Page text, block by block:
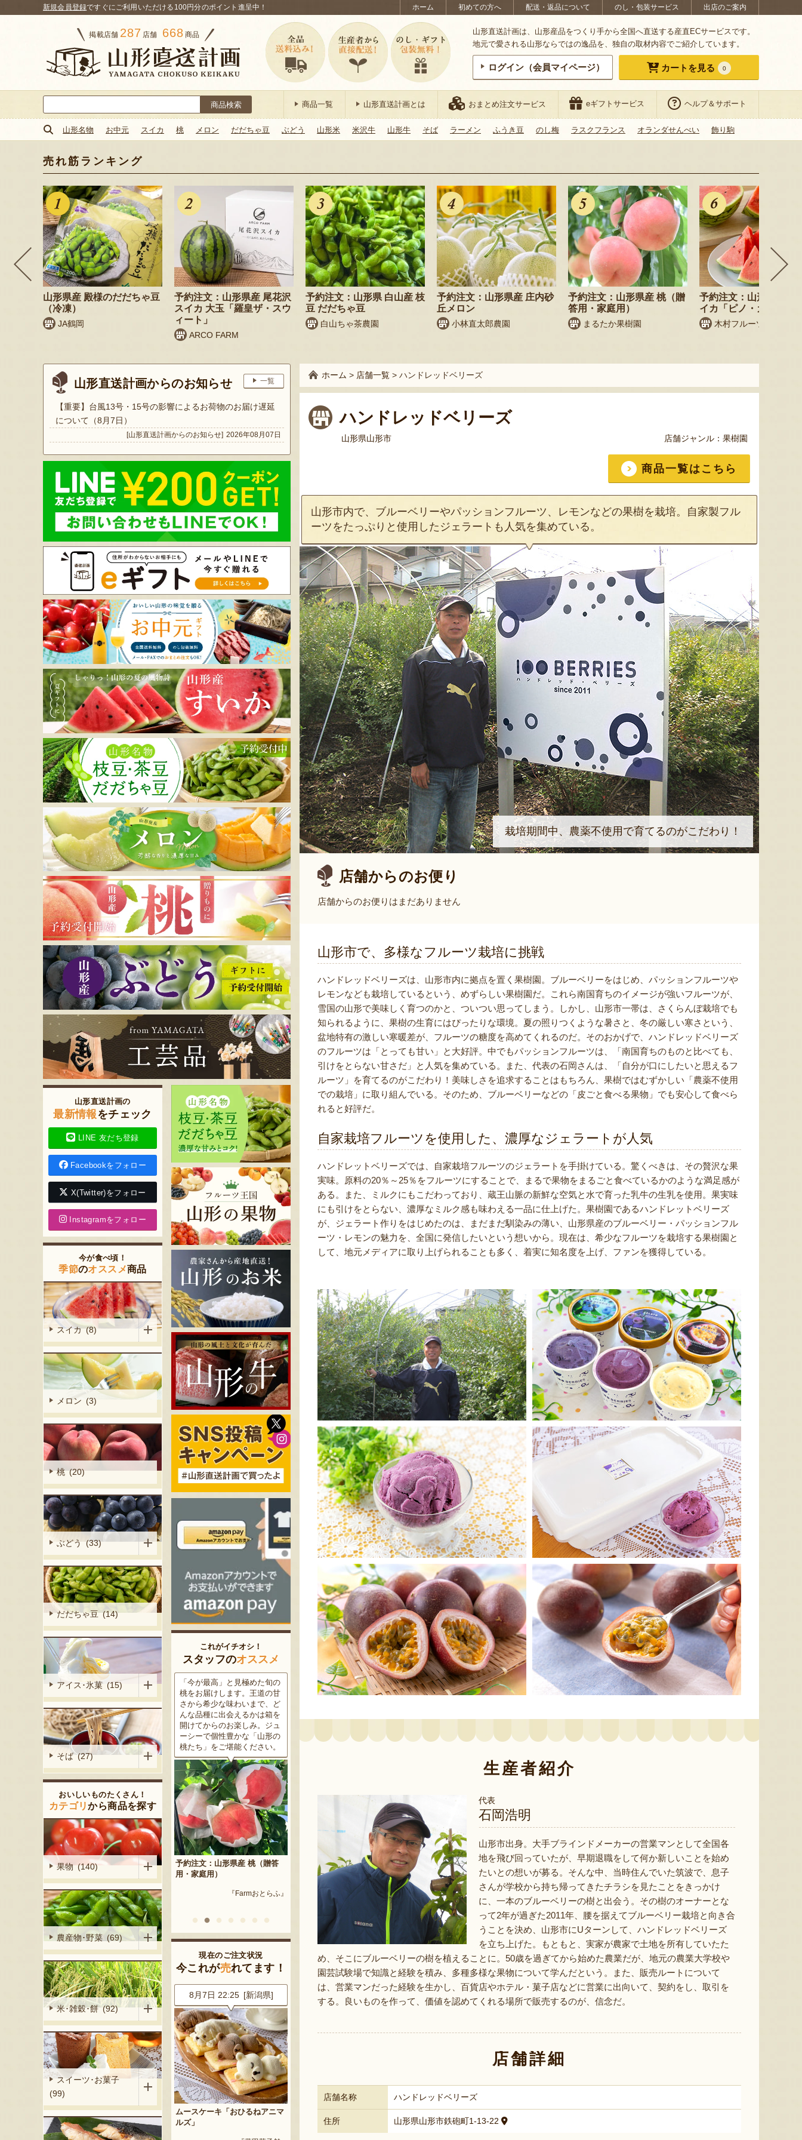
ホーム 初めての方へ 配送・返品について のし・包装サービス 出店のご案内
新規会員登録ですぐにご利用いただける100円分のポイント進呈中！
掲載店舗 287 店舗 668 商品
山形直送計画は、山形産品をつくり手から全国へ直送する産直ECサービスです。
地元で愛される山形ならではの逸品を、独自の取材内容でご紹介しています。
ログイン（会員マイページ） カートを見る 0
索:
商品一覧 山形直送計画とは おまとめ注文サービス eギフトサービス ヘルプ＆サポート
山形名物 お中元 スイカ 桃 メロン だだちゃ豆 ぶどう 山形米 米沢牛 山形牛 そば ラーメン ふうき豆 のし梅 ラスクフランス オランダせんべい 飾り駒
売れ筋ランキング
山形県産 殿様のだだちゃ豆
（冷凍）
JA鶴岡
予約注文：山形県産 尾花沢
スイカ 大玉「羅皇ザ・スウ
ィート」
ARCO FARM
予約注文：山形県 白山産 枝
豆 だだちゃ豆
白山ちゃ茶農園
予約注文：山形県産 庄内砂
丘メロン
小林直太郎農園
予約注文：山形県産 桃（贈
答用・家庭用）
まるたか果樹園
予約注文：山形県産 小
イカ「ピノ・ガール」
木村フルーツ
山形直送計画からのお知らせ 一覧
【重要】台風13号・15号の影響によるお荷物のお届け遅延
について（8月7日）
[山形直送計画からのお知らせ] 2026年08月07日
ホーム > 店舗一覧 > ハンドレッドベリーズ
ハンドレッドベリーズ
山形県山形市 店舗ジャンル： 果樹園
商品一覧はこちら
山形市内で、ブルーベリーやパッションフルーツ、レモンなどの果樹を栽培。自家製フル
ーツをたっぷりと使用したジェラートも人気を集めている。
栽培期間中、農薬不使用で育てるのがこだわり！
店舗からのお便り
店舗からのお便りはまだありません
山形市で、多様なフルーツ栽培に挑戦
ハンドレッドベリーズは、山形市内に拠点を置く果樹園。ブルーベリーをはじめ、パッションフルーツや
レモンなども栽培しているという、めずらしい果樹園だ。これら南国育ちのイメージが強いフルーツが、
雪国の山形で美味しく育つのかと、ついつい思ってしまう。しかし、山形市一帯は、さくらんぼ栽培でも
知られるように、果樹の生育にはぴったりな環境。夏の照りつくような暑さと、冬の厳しい寒さという、
盆地特有の激しい寒暖差が、フルーツの糖度を高めてくれるのだ。そのおかげで、ハンドレッドベリーズ
のフルーツは「とっても甘い」と大好評。中でもパッションフルーツは、「南国育ちのものと比べても、
引けをとらない甘さだ」と人気を集めている。また、代表の石岡さんは、「自分が口にしたいと思えるフ
ルーツ」を育てるのがこだわり！美味しさを追求することはもちろん、果樹ではむずかしい「農薬不使用
での栽培」に取り組んでいる。そのため、ブルーベリーなどの「皮ごと食べる果物」でも安心して食べら
れると好評だ。
自家栽培フルーツを使用した、濃厚なジェラートが人気
ハンドレットベリーズでは、自家栽培フルーツのジェラートを手掛けている。驚くべきは、その贅沢な果
実味。原料の20％～25％をフルーツにすることで、まるで果物をまるごと食べているかのような満足感が
ある。また、ミルクにもこだわっており、蔵王山脈の新鮮な空気と水で育った乳牛の生乳を使用。果実味
にも引けをとらない、濃厚なミルク感も味わえる一品に仕上げた。果樹園であるハンドレットベリーズ
が、ジェラート作りをはじめたのは、まだまだ馴染みの薄い、山形県産のブルーベリー・パッションフル
ーツ・レモンの魅力を、全国に発信したいという想いから。現在は、希少なフルーツを栽培する果樹園と
して、地元メディアに取り上げられることも多く、着実に知名度を上げ、ファンを獲得している。
生産者紹介
代表
石岡浩明
山形市出身。大手ブラインドメーカーの営業マンとして全国各
地を飛び回っていたが、早期退職をして何か新しいことを始め
たいとの想いが募る。そんな中、当時住んでいた筑波で、息子
さんが学校から持ち帰ってきたチラシを見たことをきっかけ
に、一本のブルーベリーの樹と出会う。その樹のオーナーとな
って2年が過ぎた2011年、腰を据えてブルーベリー栽培と向き合
うことを決め、山形市にUターンして、ハンドレッドベリーズ
を立ち上げた。もともと、実家が農家で土地を所有していたた
め、そこにブルーベリーの樹を植えることに。50歳を過ぎてから始めた農業だが、地元の農業大学校や
園芸試験場で知識と経験を積み、多種多様な果物について学んだという。また、販売ルートについて
は、営業マンだった経験を生かし、百貨店やホテル・菓子店などに営業に出向いて、契約をし、取引を
する。良いものを作って、価値を認めてくれる場所で販売するのが、信念だ。
店舗詳細
店舗名称 ハンドレッドベリーズ
住所 山形県山形市鉄砲町1-13-22
山形直送計画の
最新情報をチェック
LINE 友だち登録
Facebookをフォロー
X(Twitter)をフォロー
Instagramをフォロー
今が食べ頃！
季節のオススメ商品
スイカ (8)
メロン (3)
桃 (20)
ぶどう (33)
だだちゃ豆 (14)
アイス･氷菓 (15)
そば (27)
おいしいものたくさん！
カテゴリから商品を探す
果物 (140)
農産物･野菜 (69)
米･雑穀･餅 (92)
スイーツ･お菓子
(99)
これがイチオシ！
スタッフのオススメ
フデザイン』
「今が最高」と見極めた旬の
桃をお届けします。王道の甘
さから希少な味わいまで、ど
んな品種に出会えるかは箱を
開けてからのお楽しみ。ジュ
ーシーで個性豊かな「山形の
桃たち」をご堪能ください。
予約注文：山形県産 桃（贈答
用・家庭用）
『Farmおとらふ』
米沢牛は、非常に厳しい条件
をクリアした最高級のブラン
ド牛。美しいサシ・きめ細か
な肉質・とろける食感・濃厚
な旨味、すべてが抜群です。
高級感のある黒化粧箱入りの
ため、大切な人への贈り物に
どうぞ！
米沢牛
『肉匠えんどう』
三和油脂の看板商品「まいに
ちのこめ油」は、新鮮な国産
立てます。一度使えば、毎日
まいにちのこめ油
『三和油脂株式会社』
果樹栽培が盛んな東根市で育
った「白桃」。あえて大玉で
や「川中島白桃」など、その
予約注文：山形県産 桃（贈答
用・家庭用）
『栗原果樹園』
色とりどりのフルーツがぎゅ
っと詰まった「ミックスゼリ
た瞬間に笑顔になれるゼリー
ミックスゼリー
『たかはたファーム』
寒河江市の肥沃な大地で育っ
たスイートコーン「おおも
のうちに発送し、鮮度そのま
予約注文：山形県産トウモロコ
シ「おおもの」
『長岡ファーム』
現在のご注文状況
今これが売れてます！
らファーム』
8月7日 22:25 [新潟県]
ムースケーキ「おひるねアニマ
ルズ」
8月7日 21:25 [神奈川県]
山形県産 尾花沢スイカ 大玉
「羅皇ザ・スウィート」
8月7日 21:20 [宮城県]
三元豚のハム・ソーセージ詰め
8月7日 20:07 [山形県]
ぶどうジュース 飲み比べセット
8月8日 04:06 [東京都]
山形県産 枝豆 だだちゃ豆
8月7日 22:25 [新潟県]
ムースケーキ「おひるねアニマ